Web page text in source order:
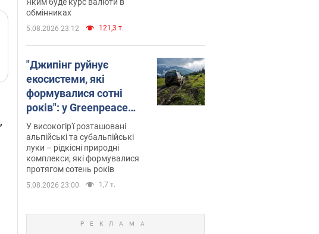
,
обмінниках
5.08.2026 23:12 121,3 т.
"Джипінг руйнує
екосистеми, які
формувалися сотні
років": у Greenpeace
забили на сполох
У високогір'ї розташовані
альпійські та субальпійські
луки – рідкісні природні
комплекси, які формувалися
протягом сотень років
5.08.2026 23:00 1,7 т.